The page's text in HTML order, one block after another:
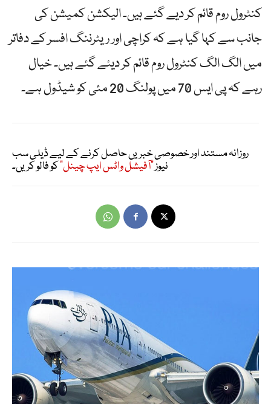
کنٹرول روم قائم کر دیے گئے ہیں۔ الیکشن کمیشن کی
جانب سے کہا گیا ہے کہ کراچی اور ریٹرننگ افسر کے دفاتر
میں الگ الگ کنٹرول روم قائم کر دیئے گئے ہیں۔ خیال
رہے کہ پی ایس 70 میں پولنگ 20 مئی کو شیڈول ہے۔
روزانہ مستند اور خصوصی خبریں حاصل کرنے کے لیے ڈیلی سب
نیوز"آفیشل واٹس ایپ چینل"کو فالو کریں۔